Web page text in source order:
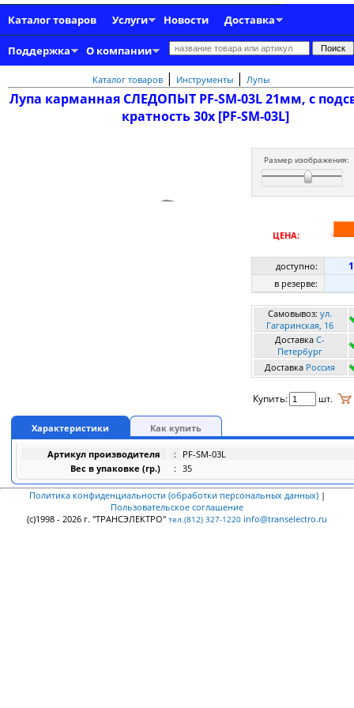
Каталог товаров Услуги Новости Доставка
Поддержка О компании
Каталог товаров | Инструменты | Лупы
Лупа карманная СЛЕДОПЫТ PF-SM-03L 21мм, с
кратность 30х [PF-SM-03L]
Размер изображения:
ЦЕНА:
доступно:
в резерве:
Самовывоз: ул.
Гагаринская, 16
Доставка C-
Петербург
Доставка Россия
Купить: шт.
Характеристики Как купить
Артикул производителя :
PF-SM-03L
Вес в упаковке (гр.)
: 35
Политика конфиденциальности (обработки персональных данных) |
Пользовательское соглашение
(c)1998 - 2026 г. "ТРАНСЭЛЕКТРО" тел.(812) 327-1220 info@transelectro.ru